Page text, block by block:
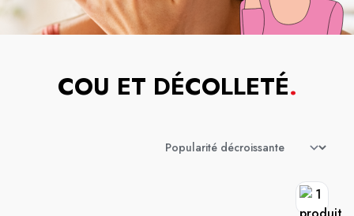
COU ET DÉCOLLETÉ.